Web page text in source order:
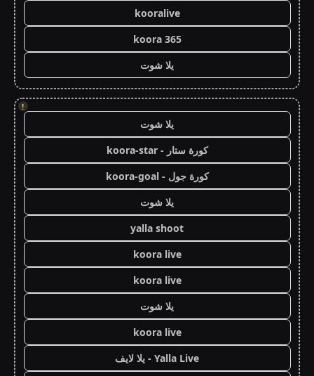
kooralive
koora 365
يلا شوت
!
يلا شوت
كورة ستار - koora-star
كورة جول - koora-goal
يلا شوت
yalla shoot
koora live
koora live
يلا شوت
koora live
Yalla Live - يلا لايف